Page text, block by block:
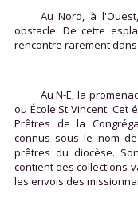
Au Nord, à
obstacle. De cette
rencontre rarement
Au N-E, la
ou École St Vincent. Cet
Prêtres de la
connus sous le nom
prêtres du diocèse.
contient des collections
les envois des